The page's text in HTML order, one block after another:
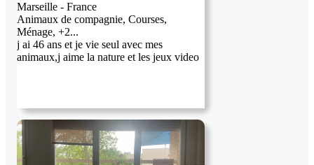
Marseille - France
Animaux de compagnie, Courses,
Ménage, +2...
j ai 46 ans et je vie seul avec mes
animaux,j aime la nature et les jeux video